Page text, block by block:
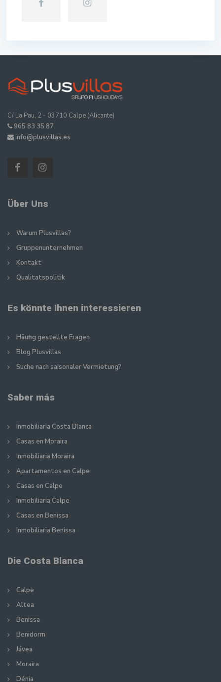
C/ La Pau, 2 - 03710 Calpe (Alicante)
965 83 35 87
info@plusvillas.es
Über Uns
Warum Plusvillas?
Gruppenunternehmen
Kontakt
Qualitatspolitik
Es könnte Ihnen interessieren
Häufig gestellte Fragen
Blog Plusvillas
Suche nach saisonaler Vermietung?
Saber más
Inmobiliaria Costa Blanca
Casas en Moraira
Inmobiliaria Moraira
Apartamentos en Calpe
Casas en Calpe
Inmobiliaria Calpe
Casas en Benissa
Inmobiliaria Benissa
Die Costa Blanca
Calpe
Altea
Benissa
Benidorm
Jávea
Moraira
Dénia